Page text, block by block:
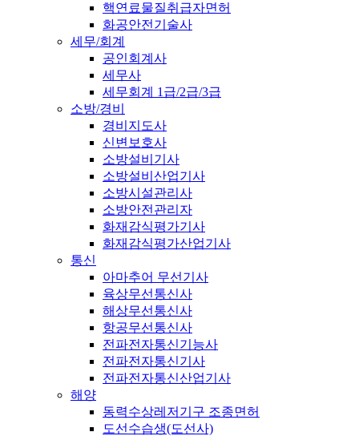
핵연료물질취급자면허
화공안전기술사
세무/회계
공인회계사
세무사
세무회계 1급/2급/3급
소방/경비
경비지도사
신변보호사
소방설비기사
소방설비산업기사
소방시설관리사
소방안전관리자
화재감식평가기사
화재감식평가산업기사
통신
아마추어 무선기사
육상무선통신사
해상무선통신사
항공무선통신사
전파전자통신기능사
전파전자통신기사
전파전자통신산업기사
해양
동력수상레저기구 조종면허
도선수습생(도선사)